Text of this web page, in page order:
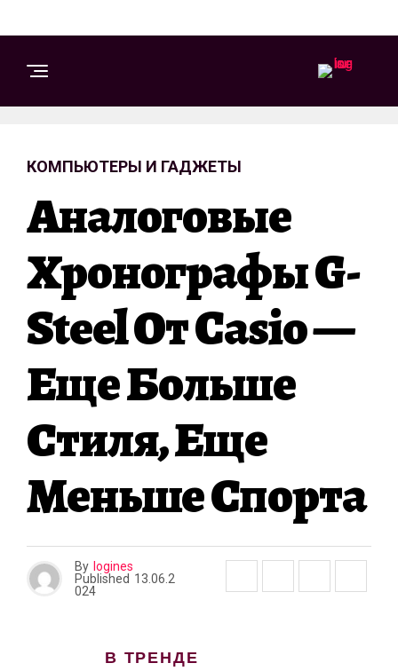
КОМПЬЮТЕРЫ И ГАДЖЕТЫ
Аналоговые
Хронографы G-
Steel От Casio —
Еще Больше
Стиля, Еще
Меньше Спорта
By logines
Published 13.06.2
024
В ТРЕНДЕ